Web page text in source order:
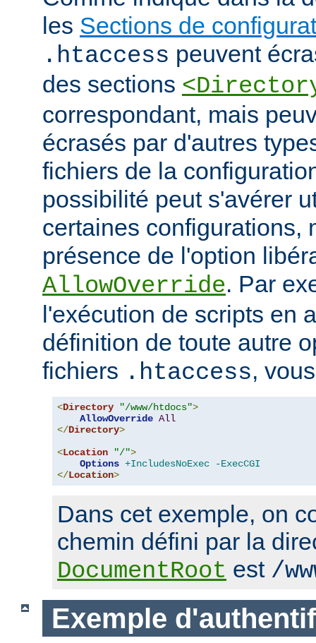
les Sections de
.htaccess peuvent
des sections
correspondant, mais
écrasés par d'autres
fichiers de la
possibilité peut s'avérer
certaines configurations,
présence de l'option
AllowOverride. Par
l'exécution de scripts en
définition de toute autre
fichiers .htaccess,
<Directory "/www/htdocs">
AllowOverride All
</Directory>
<Location "/">
Options +IncludesNoExec
-ExecCGI
</Location>
Dans cet exemple, on
chemin défini par la
DocumentRoot est /
Exemple